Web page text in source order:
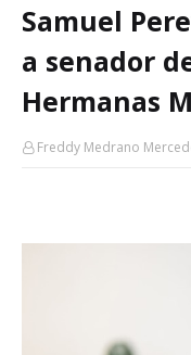
Samuel
a senador
Hermanas
Freddy Medrano